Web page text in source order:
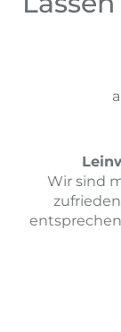
Sehr
Schnelle